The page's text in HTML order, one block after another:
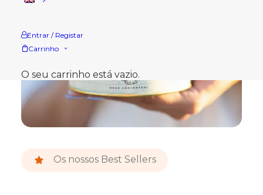
Entrar / Registar
Carrinho
O seu carrinho está vazio.
Os nossos Best Sellers